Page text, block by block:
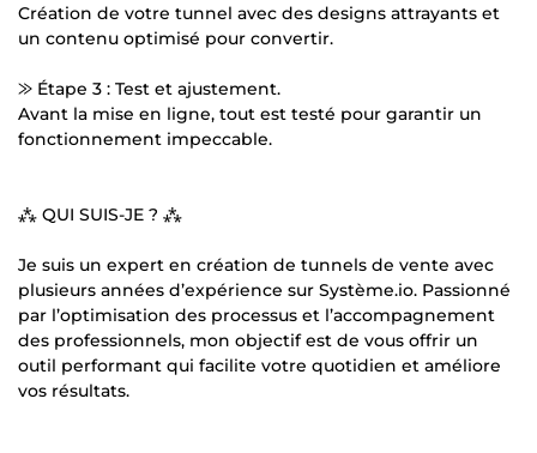
Création de votre tunnel avec des designs attrayants et
un contenu optimisé pour convertir.
⨠ Étape 3 : Test et ajustement.
Avant la mise en ligne, tout est testé pour garantir un
fonctionnement impeccable.
⁂ QUI SUIS-JE ? ⁂
Je suis un expert en création de tunnels de vente avec
plusieurs années d’expérience sur Système.io. Passionné
par l’optimisation des processus et l’accompagnement
des professionnels, mon objectif est de vous offrir un
outil performant qui facilite votre quotidien et améliore
vos résultats.